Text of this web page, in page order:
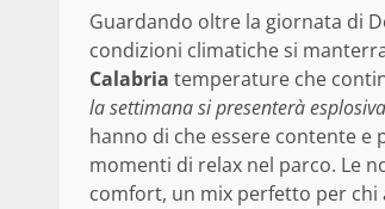
Guardando oltre la giornata di
condizioni climatiche si
Calabria temperature che
la settimana si presenterà
hanno di che essere contente
momenti di relax nel parco. Le
comfort, un mix perfetto per chi